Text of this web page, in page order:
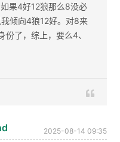
果4好12狼那么8没必
倾向4狼12好。对8来
了，综上，要么4、
2025-08-14 09:35